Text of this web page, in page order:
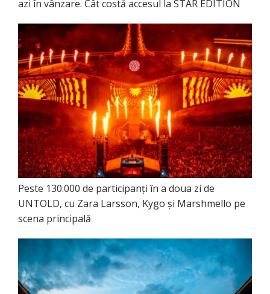
azi în vânzare. Cât costă accesul la STAR EDITION
Peste 130.000 de participanți în a doua zi de
UNTOLD, cu Zara Larsson, Kygo și Marshmello pe
scena principală